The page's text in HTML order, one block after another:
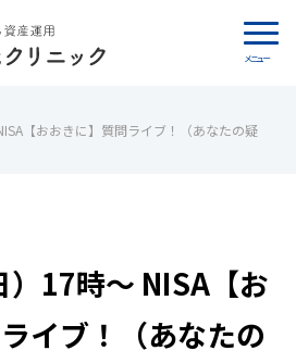
メニュー
【おおきに】質問ライブ！（あなたの疑
17時～ NISA【お
イブ！（あなたの